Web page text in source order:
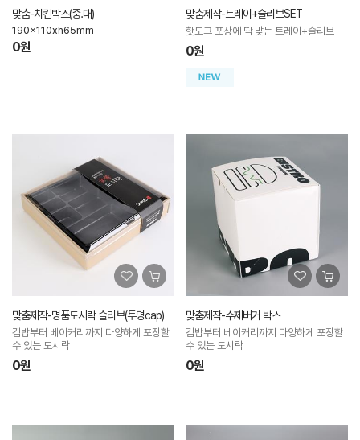
맞춤-치킨박스(중.대)
190x110xh65mm
0원
맞춤제작-트레이+슬리브SET
핫도그 포장에 딱 맞는 트레이+슬리브
0원
맞춤제작-명품도시락 슬리브(투명cap)
김밥부터 베이커리까지 다양하게 포장할
수 있는 도시락
0원
맞춤제작-수제버거 박스
김밥부터 베이커리까지 다양하게 포장할
수 있는 도시락
0원